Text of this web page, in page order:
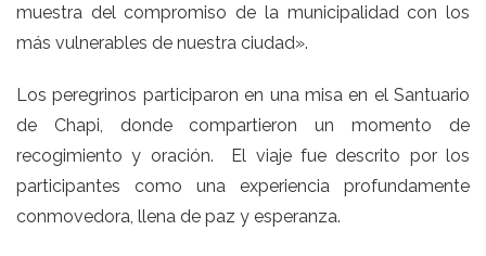
muestra del compromiso de la municipalidad con los
más vulnerables de nuestra ciudad».
Los peregrinos participaron en una misa en el Santuario
de Chapi, donde compartieron un momento de
recogimiento y oración. El viaje fue descrito por los
participantes como una experiencia profundamente
conmovedora, llena de paz y esperanza.